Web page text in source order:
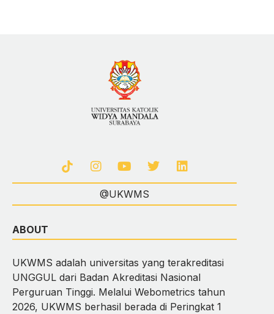
@UKWMS
ABOUT
UKWMS adalah universitas yang terakreditasi
UNGGUL dari Badan Akreditasi Nasional
Perguruan Tinggi. Melalui Webometrics tahun
2026, UKWMS berhasil berada di Peringkat 1